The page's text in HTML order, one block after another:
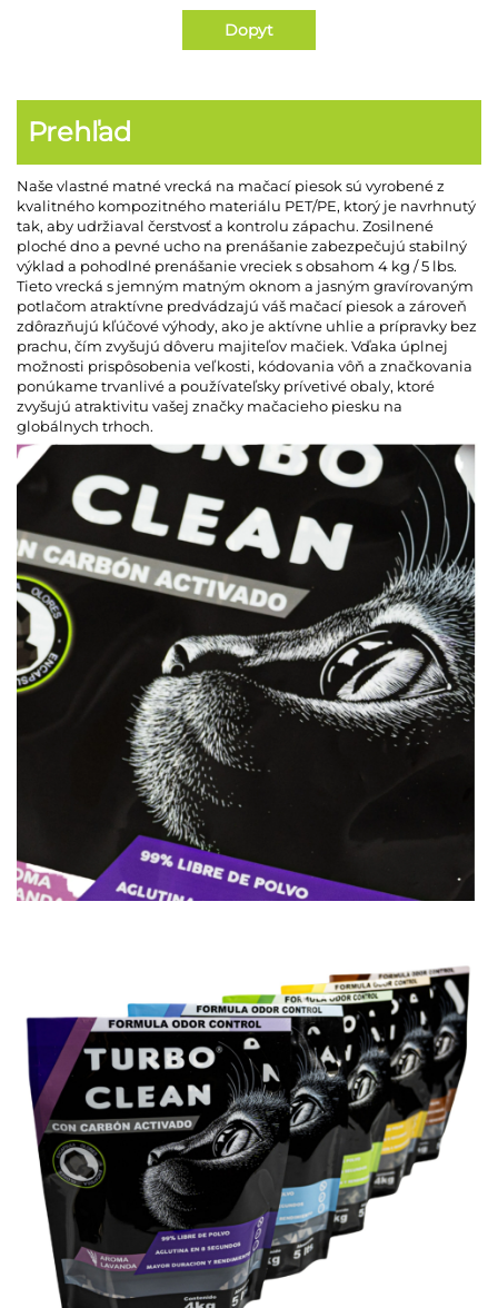
Dopyt
Prehľad
Naše vlastné matné vrecká na mačací piesok sú vyrobené z
kvalitného kompozitného materiálu PET/PE, ktorý je navrhnutý
tak, aby udržiaval čerstvosť a kontrolu zápachu. Zosilnené
ploché dno a pevné ucho na prenášanie zabezpečujú stabilný
výklad a pohodlné prenášanie vreciek s obsahom 4 kg / 5 lbs.
Tieto vrecká s jemným matným oknom a jasným gravírovaným
potlačom atraktívne predvádzajú váš mačací piesok a zároveň
zdôrazňujú kľúčové výhody, ako je aktívne uhlie a prípravky bez
prachu, čím zvyšujú dôveru majiteľov mačiek. Vďaka úplnej
možnosti prispôsobenia veľkosti, kódovania vôň a značkovania
ponúkame trvanlivé a používateľsky prívetivé obaly, ktoré
zvyšujú atraktivitu vašej značky mačacieho piesku na
globálnych trhoch.